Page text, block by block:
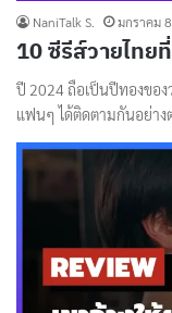
NaniTalk S. มกราคม
10 ซีรีส์วายไท
ปี 2024 ถือเป็นปีทองขอ
แฟนๆ ได้ติดตามกันอย่างต่